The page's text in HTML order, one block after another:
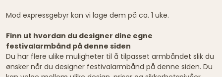
Mod expressgebyr kan vi lage dem på ca. 1 uke.
Finn ut hvordan du designer dine egne
festivalarmbånd på denne siden
Du har flere ulike muligheter til å tilpasset armbåndet slik du
ønsker når du designer festivalarmbånd på denne siden. Du